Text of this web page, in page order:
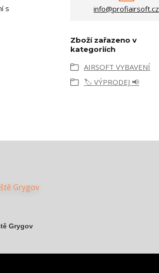
s
info@profiairsoft.cz
Zboží zařazeno v
kategoriích
AIRSOFT VYBAVENÍ
🏷️ VÝPRODEJ 📢
Grygov